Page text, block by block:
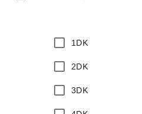
1DK
2DK
3DK